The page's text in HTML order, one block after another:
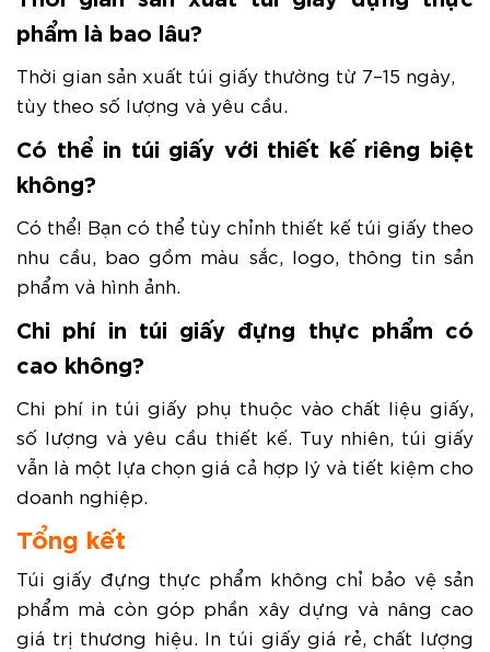
phẩm là bao lâu?
Thời gian sản xuất túi giấy thường từ 7–15 ngày,
tùy theo số lượng và yêu cầu.
Có thể in túi giấy với thiết kế riêng biệt
không?
Có thể! Bạn có thể tùy chỉnh thiết kế túi giấy theo
nhu cầu, bao gồm màu sắc, logo, thông tin sản
phẩm và hình ảnh.
Chi phí in túi giấy đựng thực phẩm có
cao không?
Chi phí in túi giấy phụ thuộc vào chất liệu giấy,
số lượng và yêu cầu thiết kế. Tuy nhiên, túi giấy
vẫn là một lựa chọn giá cả hợp lý và tiết kiệm cho
doanh nghiệp.
Tổng kết
Túi giấy đựng thực phẩm không chỉ bảo vệ sản
phẩm mà còn góp phần xây dựng và nâng cao
giá trị thương hiệu. In túi giấy giá rẻ, chất lượng